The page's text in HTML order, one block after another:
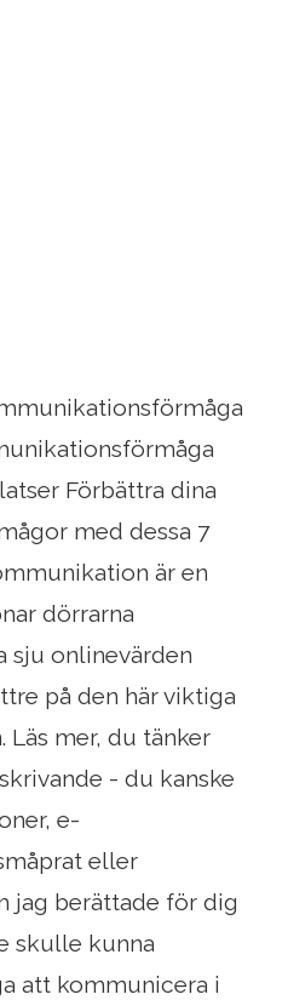
Förbättra dina
med dessa 7
är en
dörrarna
sju onlinevärden
på den här viktiga
mer, du tänker
- du kanske
e-
eller
jag berättade för dig
skulle kunna
att kommunicera i